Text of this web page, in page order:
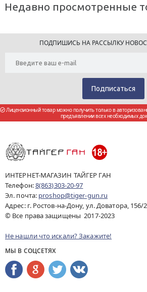
Недавно просмотренные
ПОДПИШИСЬ НА РАССЫЛКУ
Лицензионный товар можно получить только в
предъявлении всех необходимых
ИНТЕРНЕТ-МАГАЗИН ТАЙГЕР ГАН
Телефон:8(863)303-20-97
Эл. почта: proshop@tiger-gun.ru
Адрес: г. Ростов-на-Дону, ул. Доватора, 156/2
© Все права защищены 2017-2023
Не нашли что искали? Закажите!
МЫ В СОЦСЕТЯХ